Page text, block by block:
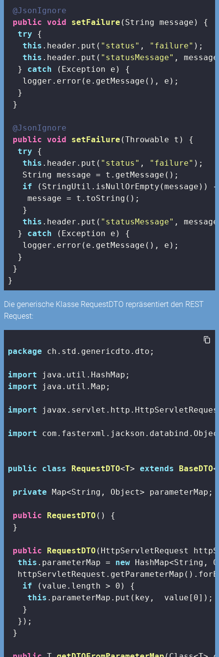
@JsonIgnore
public void setFailure (String message)
{
try {
this .header.put( "status" , "failure" );
this .header.put( "statusMessage" ,
  }
catch (Exception e) {
   logger.error(e.getMessage(), e);
  }
}
@JsonIgnore
public void setFailure (Throwable t)
{
try {
this .header.put( "status" , "failure" );
   String message = t.getMessage();
if (StringUtil.isNullOrEmpty(message)) {
    message = t.toString();
   }
this .header.put( "statusMessage" ,
  }
catch (Exception e) {
   logger.error(e.getMessage(), e);
  }
}
}
Die generische Klasse RequestDTO repräsentiert den REST
Request:
package ch.std.genericdto.dto;
import
import java.util.Map;
import
import
public class RequestDTO<T> extends BaseDTO<
private Map<String, Object> parameterMap;
public RequestDTO ()
{
}
public RequestDTO (HttpServletRequest
this .parameterMap = new HashMap<String,
if (value.length > 0 ) {
this .parameterMap.put(key,  value[ 0
   }
  });
}